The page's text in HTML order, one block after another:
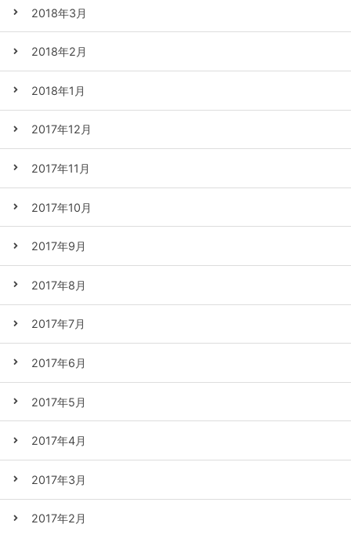
2018年3月
2018年2月
2018年1月
2017年12月
2017年11月
2017年10月
2017年9月
2017年8月
2017年7月
2017年6月
2017年5月
2017年4月
2017年3月
2017年2月